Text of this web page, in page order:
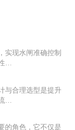
实现水闸准确控制
…
与合理选型是提升
…
的角色，它不仅是